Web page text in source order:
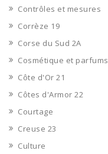
Contrôles et mesures
Corrèze 19
Corse du Sud 2A
Cosmétique et parfums
Côte d'Or 21
Côtes d'Armor 22
Courtage
Creuse 23
Culture